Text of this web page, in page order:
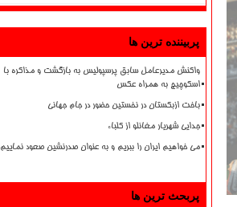
پربیننده ترین ها
واکنش مدیرعامل سابق پرسپولیس به بازگشت و مذاکره با
اسکوچیچ به همراه عکس
باخت ازبکستان در نخستین حضور در جام جهانی
جدایی شهریار مغانلو از کلباء
می خواهیم ایران را ببریم و به عنوان صدرنشین صعود نماییم
پربحث ترین ها